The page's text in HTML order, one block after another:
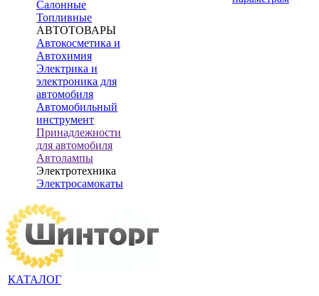
Салонные
Топливные
АВТОТОВАРЫ
Автокосметика и
Автохимия
Электрика и
электроника для
автомобиля
Автомобильный
инструмент
Принадлежности
для автомобиля
Автолампы
Электротехника
Электросамокаты
КАТАЛОГ